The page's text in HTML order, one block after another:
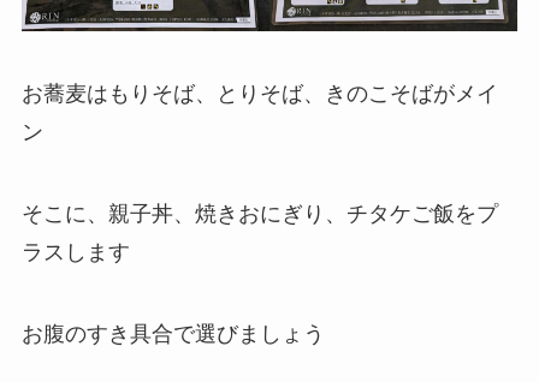
お蕎麦はもりそば、とりそば、きのこそばがメイ
ン
そこに、親子丼、焼きおにぎり、チタケご飯をプ
ラスします
お腹のすき具合で選びましょう